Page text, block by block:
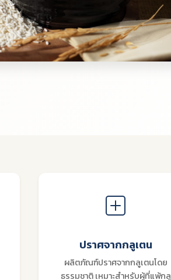
ปราศจากกลูเตน
ผลิตภัณฑ์ปราศจากกลูเตนโดย
ธรรมชาติ เหมาะสำหรับผู้ที่แพ้กลู